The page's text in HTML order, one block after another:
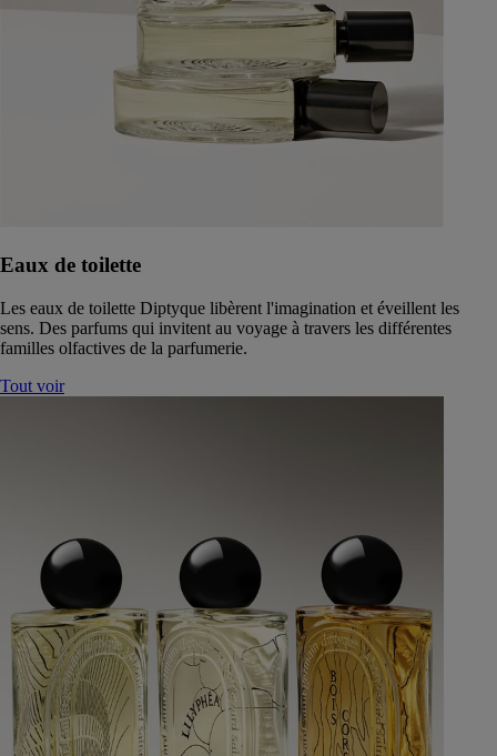
Eaux de toilette
Les eaux de toilette Diptyque libèrent l'imagination et éveillent les
sens. Des parfums qui invitent au voyage à travers les différentes
familles olfactives de la parfumerie.
Tout voir